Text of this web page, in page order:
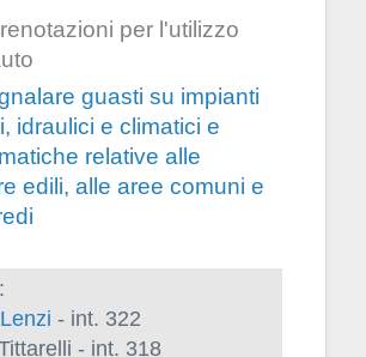
per l'utilizzo
guasti su impianti
idraulici e climatici e
relative alle
edili, alle aree comuni e
- int. 322
- int. 318